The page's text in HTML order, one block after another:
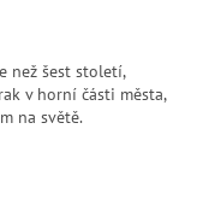
než šest století,
v horní části města,
na světě.